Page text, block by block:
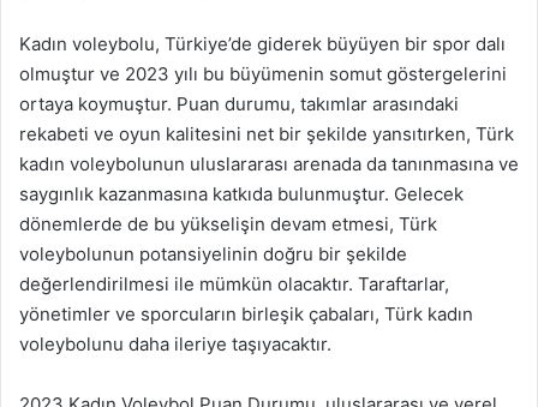
Kadın voleybolu, Türkiye’de giderek büyüyen bir spor dalı
olmuştur ve 2023 yılı bu büyümenin somut göstergelerini
ortaya koymuştur. Puan durumu, takımlar arasındaki
rekabeti ve oyun kalitesini net bir şekilde yansıtırken, Türk
kadın voleybolunun uluslararası arenada da tanınmasına ve
saygınlık kazanmasına katkıda bulunmuştur. Gelecek
dönemlerde de bu yükselişin devam etmesi, Türk
voleybolunun potansiyelinin doğru bir şekilde
değerlendirilmesi ile mümkün olacaktır. Taraftarlar,
yönetimler ve sporcuların birleşik çabaları, Türk kadın
voleybolunu daha ileriye taşıyacaktır.